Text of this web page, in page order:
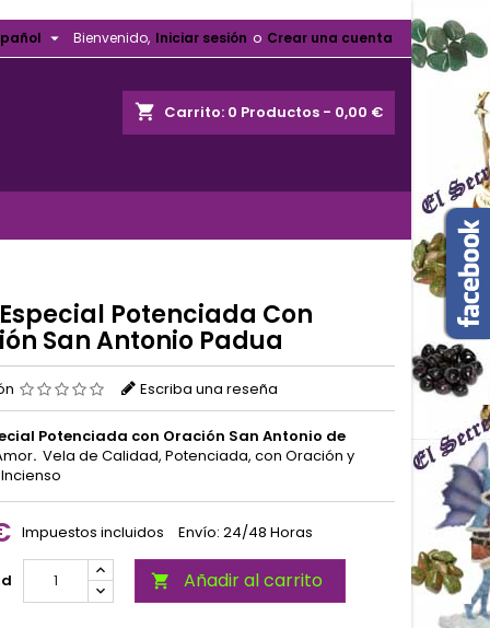
Bienvenido, Iniciar sesión o Crear una cuenta

shopping_cart Carrito: 0 Productos - 0,00 €
Potenciada Con
San Antonio Padua
Escriba una reseña
Potenciada con Oración San Antonio de
. Vela de Calidad, Potenciada, con Oración y
Impuestos incluidos Envío: 24/48 Horas
 Añadir al carrito